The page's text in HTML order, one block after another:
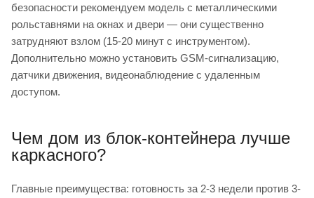
безопасности рекомендуем модель с металлическими
рольставнями на окнах и двери — они существенно
затрудняют взлом (15-20 минут с инструментом).
Дополнительно можно установить GSM-сигнализацию,
датчики движения, видеонаблюдение с удаленным
доступом.
Чем дом из блок-контейнера лучше
каркасного?
Главные преимущества: готовность за 2-3 недели против 3-